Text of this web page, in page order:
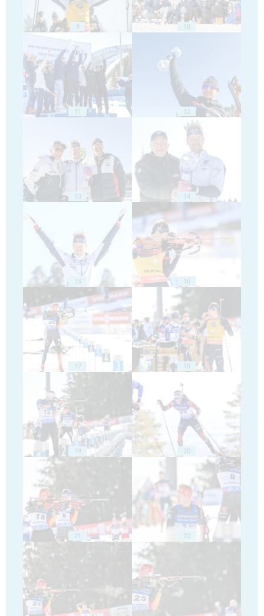
9 10
11 12
13 14
15 16
17 18
19 20
21 22